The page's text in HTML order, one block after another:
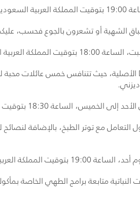
25 مايو)
الشهية أو تشعرون بالجوع
السعودية، ابتداءً من 29 مايو)
الأصلية، حيث تتنافس خمس عائلات
الخميس، الساعة 18:30 بتوقيت المملكة العربية السعودية، ابتداءً من 24 مايو)
مع توتر الطبخ، بالإضافة
المملكة العربية السعودية، ابتداءً من 31 مايو)
متابعة برامج الطهي الخاصة